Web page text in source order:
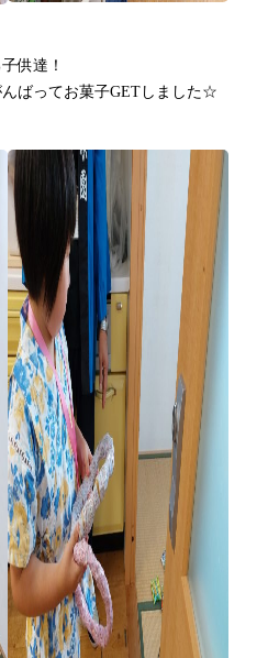
供達！
んばってお菓子GETしました☆